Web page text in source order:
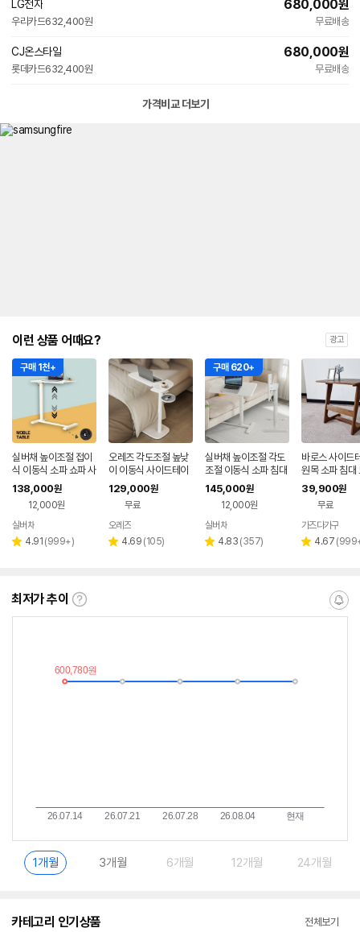
LG전자
우리카드632,400원
680,000원
무료배송
CJ온스타일
롯데카드632,400원
680,000원
무료배송
가격비교 더보기
이런 상품 어때요? 광고
구매 1천+
실버채 높이조절 접이
식 이동식 소파 쇼파 사
이드 테이블 침대 책상
협탁
138,000원
12,000원
실버채
별 4.91 리
(999+)
오레즈 각도조절 높낮
이 이동식 사이드테이
블 SPN1DW 화이트
+화이트
129,000원
무료
오레즈
별 4.69 리
(105)
구매 620+
실버채 높이조절 각도
조절 이동식 소파 침대
양방향 사이드 테이블
상판일체형
145,000원
12,000원
실버채
별 4.83 리
(357)
바로스 사이드
원목 소파 침대
보조 미니 이동
블 M
39,900원
무료
페
가즈다가구
별 4.67 리
(
최저가 추이
최
이
란?
알
1개월 3개월 6개월 12개월 24개월
카테고리 인기상품 전체보기